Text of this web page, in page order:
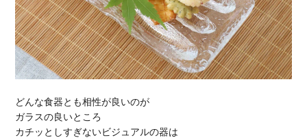
どんな食器とも相性が良いのが
ガラスの良いところ
カチッとしすぎないビジュアルの器は